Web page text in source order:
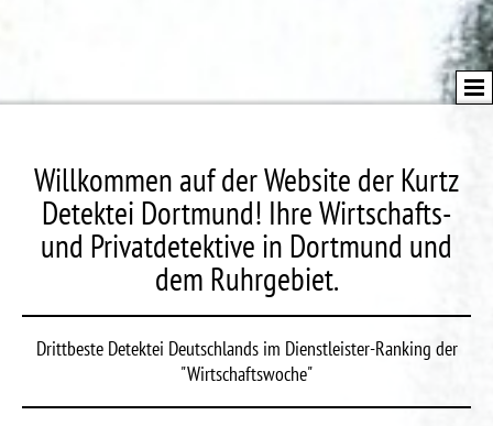
Willkommen auf der Website der Kurtz
Detektei Dortmund! Ihre Wirtschafts-
und Privatdetektive in Dortmund und
dem Ruhrgebiet.
Drittbeste Detektei Deutschlands im Dienstleister-Ranking der
"Wirtschaftswoche"